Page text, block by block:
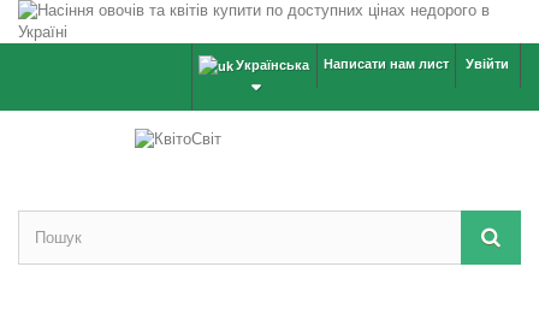
Увійти
Написати нам лист
Українська